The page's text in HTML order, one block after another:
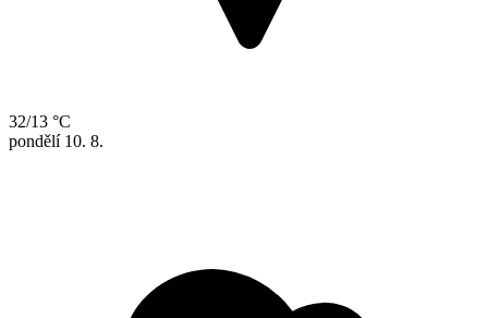
32/13 °C
pondělí 10. 8.